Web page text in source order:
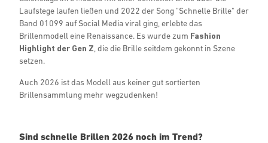
Laufstege laufen ließen und 2022 der Song "Schnelle Brille" der
Band 01099 auf Social Media viral ging, erlebte das
Brillenmodell eine Renaissance. Es wurde zum Fashion
Highlight der Gen Z , die die Brille seitdem gekonnt in Szene
setzen.
Auch 2026 ist das Modell aus keiner gut sortierten
Brillensammlung mehr wegzudenken!
Sind schnelle Brillen 2026 noch im Trend?